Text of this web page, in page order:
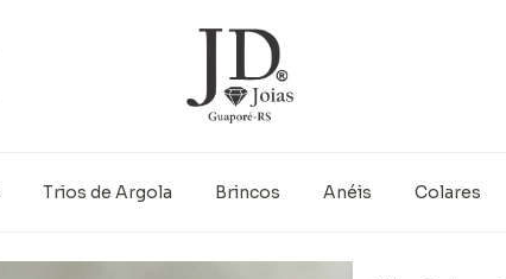
Trios de Argola Brincos Anéis Colares